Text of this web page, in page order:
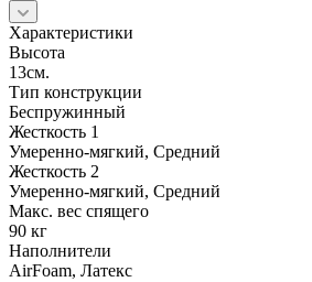
Характеристики
Высота
13см.
Тип конструкции
Беспружинный
Жесткость 1
Умеренно-мягкий, Средний
Жесткость 2
Умеренно-мягкий, Средний
Макс. вес спящего
90 кг
Наполнители
AirFoam, Латекс